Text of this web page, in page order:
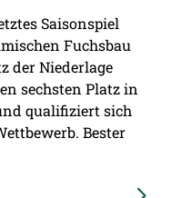
Saisonspiel
Fuchsbau
der Niederlage
sechsten Platz in
qualifiziert sich
Bester